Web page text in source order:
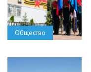
Общество